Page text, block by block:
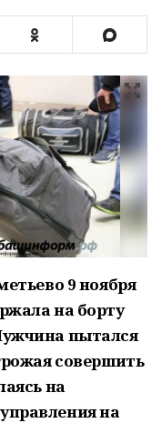
9 ноября
на борту
пытался
совершить
на
на